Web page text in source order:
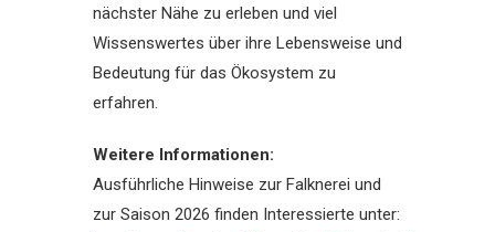
nächster Nähe zu erleben und viel
Wissenswertes über ihre Lebensweise und
Bedeutung für das Ökosystem zu
erfahren.
Weitere Informationen:
Ausführliche Hinweise zur Falknerei und
zur Saison 2026 finden Interessierte unter: